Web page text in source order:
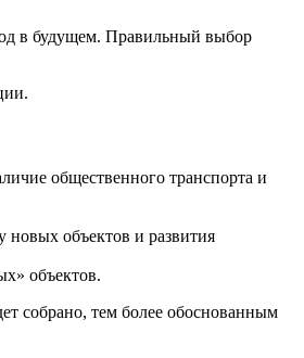
в будущем. Правильный выбор
общественного транспорта и
новых объектов и развития
объектов.
собрано, тем более обоснованным